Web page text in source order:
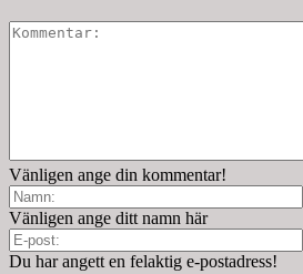
Vänligen ange din kommentar!
Vänligen ange ditt namn här
Du har angett en felaktig e-postadress!